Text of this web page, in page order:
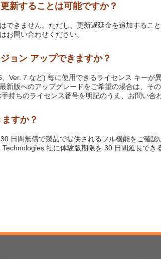
新することは可能ですか？
できません。ただし、更新遅延金を追加するこ
お問い合わせください。
ョン アップできますか？
Ver. 7 など) 毎に使用できるライセンス キー
新版へのアップグレードをご希望の場合は、そ
持ちのライセンス番号を明記のうえ、お問い合
すか？
日間無償で製品で提供されるフル機能をご確
社に体験版期限を 30 日間延長で